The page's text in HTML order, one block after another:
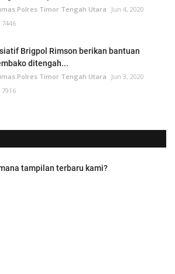
Polres Timor Tengah Utara
Jun 4, 2020
7446
Brigpol Rimson berikan bantuan
ditengah...
Polres Timor Tengah Utara
Jun 3, 2020
7916
tampilan terbaru kami?